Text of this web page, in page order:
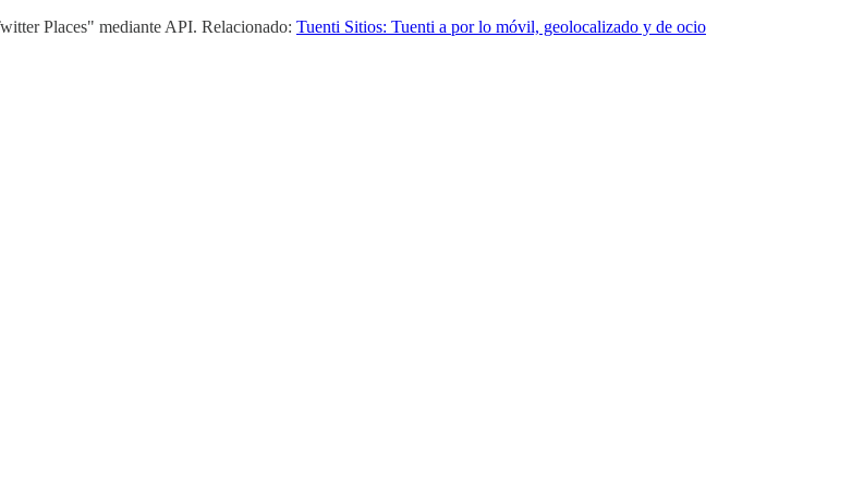
Places" mediante API. Relacionado: Tuenti Sitios: Tuenti a por lo móvil, geolocalizado y de ocio